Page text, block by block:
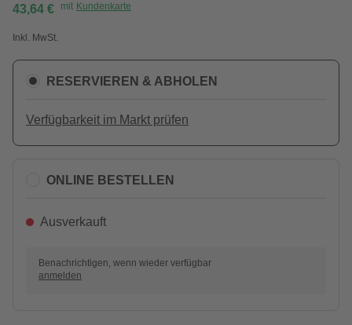
43,64 € mit Kundenkarte
Inkl. MwSt.
RESERVIEREN & ABHOLEN
Verfügbarkeit im Markt prüfen
ONLINE BESTELLEN
Ausverkauft
Benachrichtigen, wenn wieder verfügbar
anmelden